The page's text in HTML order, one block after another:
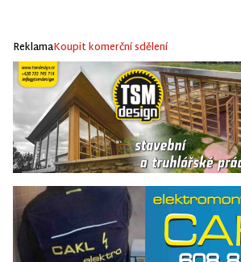
ReklamaKoupit komerční sdělení